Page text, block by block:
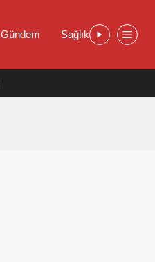
Gündem Sağlık